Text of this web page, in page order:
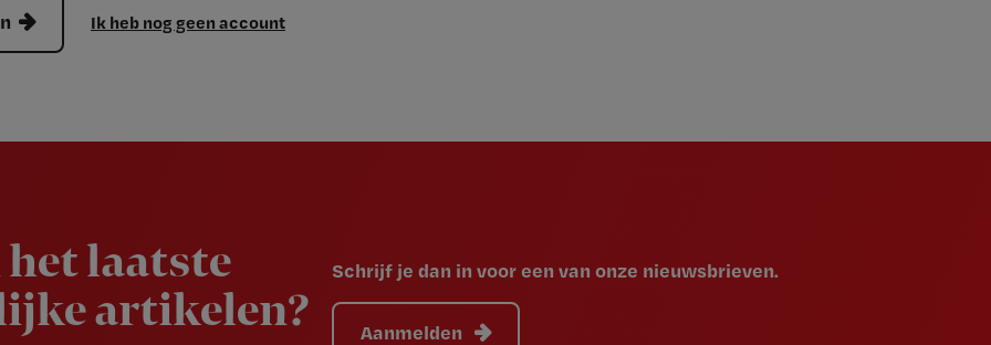
Ik heb nog geen account
laatste
artikelen?
Schrijf je dan in voor een van onze nieuwsbrieven.
Aanmelden